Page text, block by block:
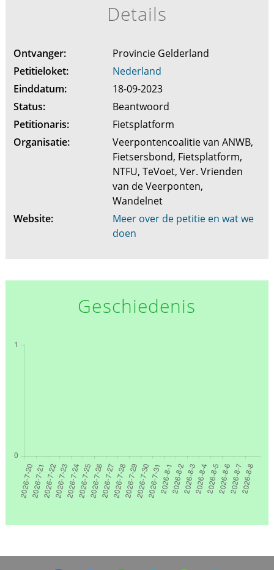
Details
Ontvanger:
Provincie Gelderland
Petitieloket:
Nederland
Einddatum:
18-09-2023
Status:
Beantwoord
Petitionaris:
Fietsplatform
Organisatie:
Veerpontencoalitie van ANWB,
Fietsersbond, Fietsplatform,
NTFU, TeVoet, Ver. Vrienden
van de Veerponten,
Wandelnet
Website:
Meer over de petitie en wat we
doen
Geschiedenis